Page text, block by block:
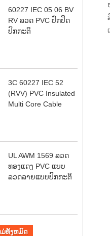
60227 IEC 05 06 BV
RV ລວດ PVC ປົກປິດ
ປົກກະຕິ
3C 60227 IEC 52
(RVV) PVC Insulated
Multi Core Cable
UL AWM 1569 ລວດ
ທອງແດງ PVC ແບບ
ລວດລາຍແບບປົກກະຕິ
ທັງຫມົດ